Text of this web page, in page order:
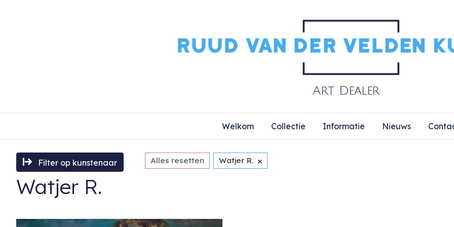
Welkom Collectie Informatie Nieuws
Filter op kunstenaar Alles resetten Watjer R. ×
Watjer R.